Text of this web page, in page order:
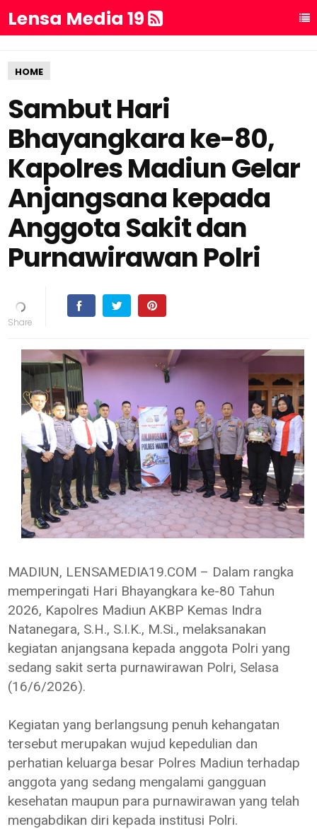
Lensa Media 19
HOME
Sambut Hari
Bhayangkara ke-80,
Kapolres Madiun Gelar
Anjangsana kepada
Anggota Sakit dan
Purnawirawan Polri
MADIUN, LENSAMEDIA19.COM – Dalam rangka
memperingati Hari Bhayangkara ke-80 Tahun
2026, Kapolres Madiun AKBP Kemas Indra
Natanegara, S.H., S.I.K., M.Si., melaksanakan
kegiatan anjangsana kepada anggota Polri yang
sedang sakit serta purnawirawan Polri, Selasa
(16/6/2026).
Kegiatan yang berlangsung penuh kehangatan
tersebut merupakan wujud kepedulian dan
perhatian keluarga besar Polres Madiun terhadap
anggota yang sedang mengalami gangguan
kesehatan maupun para purnawirawan yang telah
mengabdikan diri kepada institusi Polri.